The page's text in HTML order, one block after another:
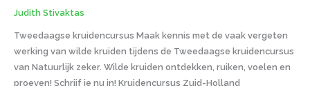
Judith Stivaktas
Tweedaagse kruidencursus Maak kennis met de vaak vergeten
werking van wilde kruiden tijdens de Tweedaagse kruidencursus
van Natuurlijk zeker. Wilde kruiden ontdekken, ruiken, voelen en
proeven! Schrijf je nu in! Kruidencursus Zuid-Holland